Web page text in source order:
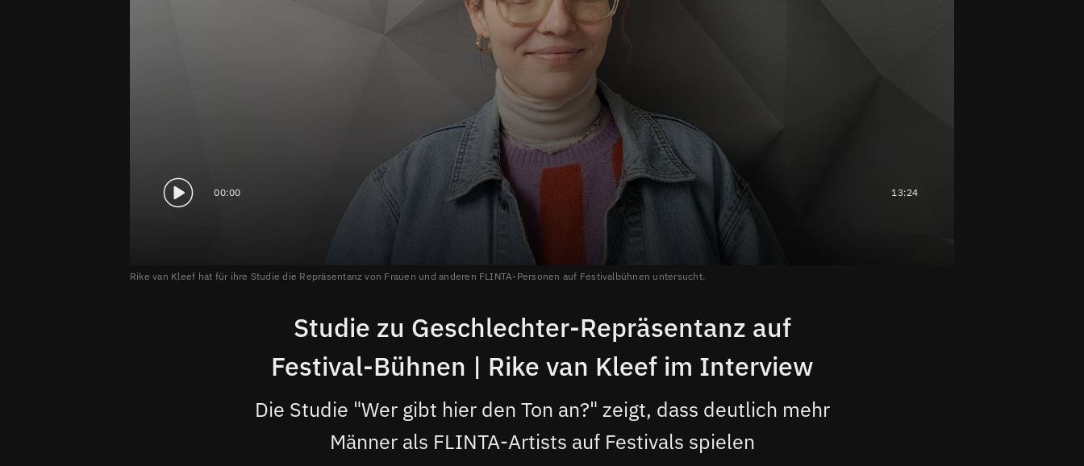
00:00 13:24
Rike van Kleef hat für ihre Studie die Repräsentanz von Frauen und anderen FLINTA-Personen auf Festivalbühnen untersucht.
Studie zu Geschlechter-Repräsentanz auf
Festival-Bühnen | Rike van Kleef im Interview
Die Studie "Wer gibt hier den Ton an?" zeigt, dass deutlich mehr
Männer als FLINTA-Artists auf Festivals spielen